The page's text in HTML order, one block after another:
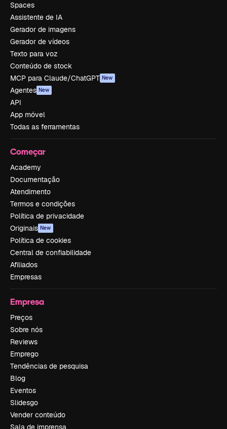
Spaces
Assistente de IA
Gerador de imagens
Gerador de vídeos
Texto para voz
Conteúdo de stock
MCP para Claude/ChatGPT New
Agentes New
API
App móvel
Todas as ferramentas
Começar
Academy
Documentação
Atendimento
Termos e condições
Política de privacidade
Originais New
Política de cookies
Central de confiabilidade
Afiliados
Empresas
Empresa
Preços
Sobre nós
Reviews
Emprego
Tendências de pesquisa
Blog
Eventos
Slidesgo
Vender conteúdo
Sala de imprensa